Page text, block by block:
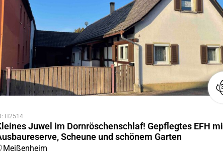
H2514
Juwel im Dornröschenschlaf! Gepflegtes EFH
Scheune und schönem Garten
Meißenheim